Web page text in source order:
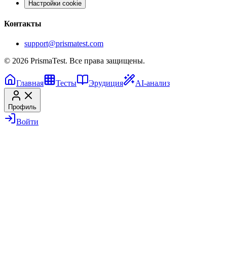
Настройки cookie
Контакты
support@prismatest.com
© 2026 PrismaTest. Все права защищены.
Главная Тесты Эрудиция AI-анализ
Профиль
Войти